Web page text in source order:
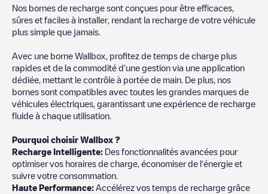
Nos bornes de recharge sont conçues pour être efficaces,
sûres et faciles à installer, rendant la recharge de votre véhicule
plus simple que jamais.
Avec une borne Wallbox, profitez de temps de charge plus
rapides et de la commodité d'une gestion via une application
dédiée, mettant le contrôle à portée de main. De plus, nos
bornes sont compatibles avec toutes les grandes marques de
véhicules électriques, garantissant une expérience de recharge
fluide à chaque utilisation.
Pourquoi choisir Wallbox ?
Recharge Intelligente: Des fonctionnalités avancées pour
optimiser vos horaires de charge, économiser de l'énergie et
suivre votre consommation.
Haute Performance: Accélérez vos temps de recharge grâce